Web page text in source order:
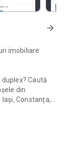
arrow_forward
imobiliare
Caută
din
Constanța,
țară.